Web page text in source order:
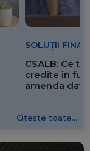
SOLUȚII
CSALB: Ce
credite în
amenda
Citește toate...